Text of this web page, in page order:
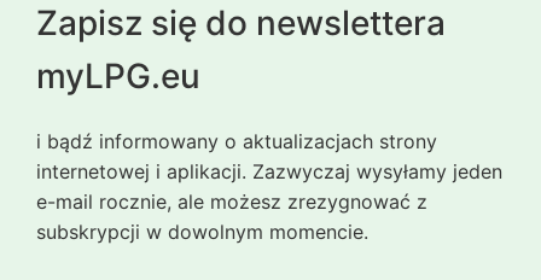
Zapisz się do newslettera
myLPG.eu
i bądź informowany o aktualizacjach strony
internetowej i aplikacji. Zazwyczaj wysyłamy jeden
e-mail rocznie, ale możesz zrezygnować z
subskrypcji w dowolnym momencie.